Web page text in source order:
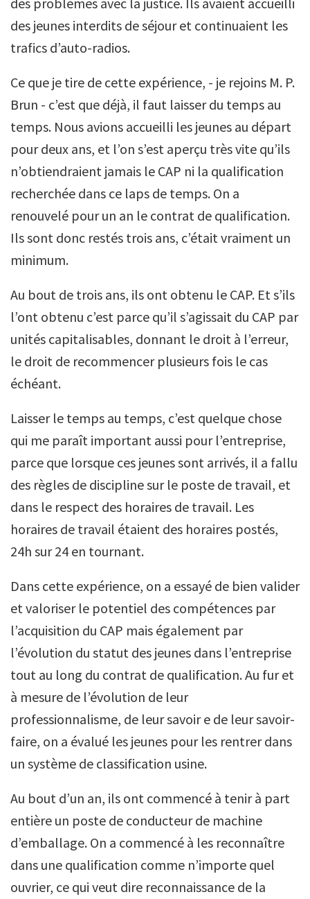
des jeunes interdits de séjour et continuaient les
trafics d’auto-radios.
Ce que je tire de cette expérience, - je rejoins M. P.
Brun - c’est que déjà, il faut laisser du temps au
temps. Nous avions accueilli les jeunes au départ
pour deux ans, et l’on s’est aperçu très vite qu’ils
n’obtiendraient jamais le CAP ni la qualification
recherchée dans ce laps de temps. On a
renouvelé pour un an le contrat de qualification.
Ils sont donc restés trois ans, c’était vraiment un
minimum.
Au bout de trois ans, ils ont obtenu le CAP. Et s’ils
l’ont obtenu c’est parce qu’il s’agissait du CAP par
unités capitalisables, donnant le droit à l’erreur,
le droit de recommencer plusieurs fois le cas
échéant.
Laisser le temps au temps, c’est quelque chose
qui me paraît important aussi pour l’entreprise,
parce que lorsque ces jeunes sont arrivés, il a fallu
des règles de discipline sur le poste de travail, et
dans le respect des horaires de travail. Les
horaires de travail étaient des horaires postés,
24h sur 24 en tournant.
Dans cette expérience, on a essayé de bien valider
et valoriser le potentiel des compétences par
l’acquisition du CAP mais également par
l’évolution du statut des jeunes dans l’entreprise
tout au long du contrat de qualification. Au fur et
à mesure de l’évolution de leur
professionnalisme, de leur savoir e de leur savoir-
faire, on a évalué les jeunes pour les rentrer dans
un système de classification usine.
Au bout d’un an, ils ont commencé à tenir à part
entière un poste de conducteur de machine
d’emballage. On a commencé à les reconnaître
dans une qualification comme n’importe quel
ouvrier, ce qui veut dire reconnaissance de la